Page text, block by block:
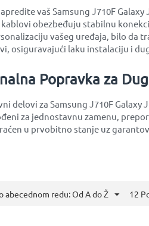
vaš Samsung J710F
obezbeđuju stabilnu
vašeg uređaja, bilo da
osiguravajući laku instalaciju i
Popravka za
delovi za Samsung J710F
za jednostavnu zamenu,
u prvobitno stanje uz
abecednom redu: Od A do Ž 12